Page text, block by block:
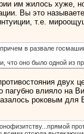
им жилось хуже,
Вы это
т.е.
в развале
что оно было одной из
двух
пагубно влияло на
роковым для